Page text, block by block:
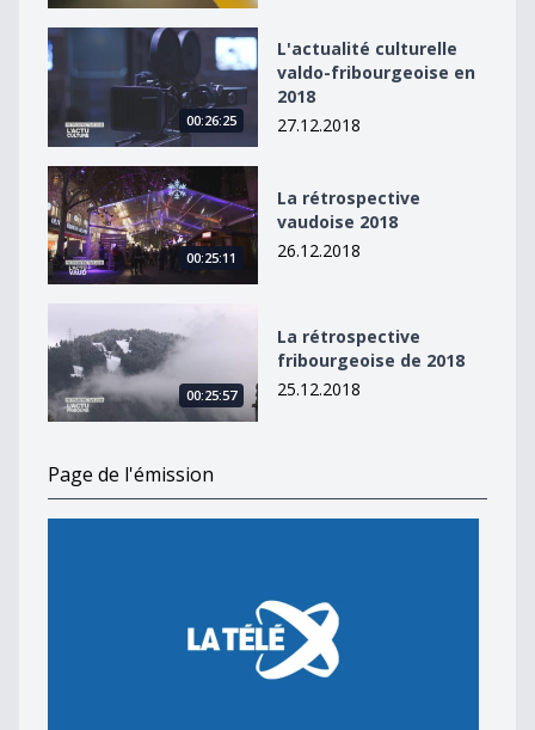
L&#039;actualité culturelle valdo-fribourgeoise en
00:26:25
L'actualité culturelle
valdo-fribourgeoise en
2018
27.12.2018
La rétrospective vaudoise 2018
00:25:11
La rétrospective
vaudoise 2018
26.12.2018
00:25:57
La rétrospective
fribourgeoise de 2018
25.12.2018
Page de l'émission